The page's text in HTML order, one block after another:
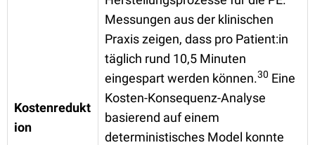
Kostenredukt
ion
Messungen aus der klinischen
Praxis zeigen, dass pro Patient:in
täglich rund 10,5 Minuten
eingespart werden können.30 Eine
Kosten-Konsequenz-Analyse
basierend auf einem
deterministisches Model konnte